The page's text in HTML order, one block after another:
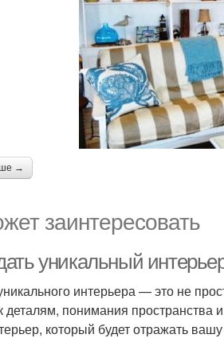
→
заинтересовать
уникальный
интерьера — это не
деталям, понимания пространства
который будет отражать